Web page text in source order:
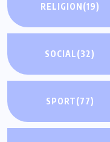
RELIGION(19)
SOCIAL(32)
SPORT(77)